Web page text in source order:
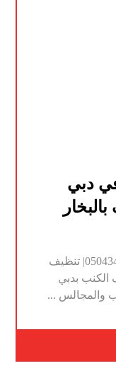
دبي
شركة تنظيف كنب في دبي |0504348425| تنظيف
الكنب بدبي
والمجالس ...